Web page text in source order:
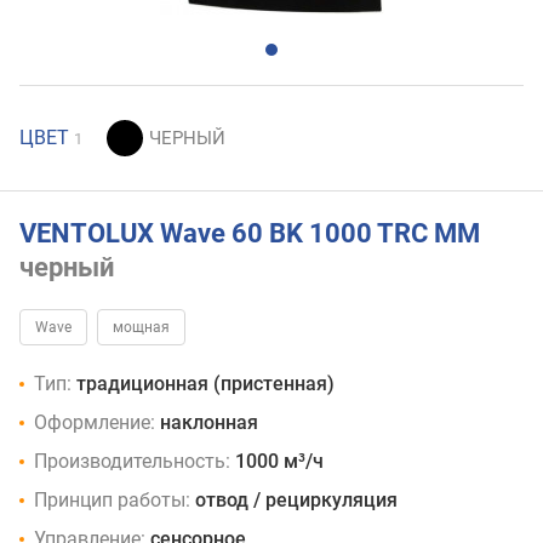
ЦВЕТ 1
VENTOLUX Wave 60 BK 1000 TRC MM
черный
Wave мощная
Тип: традиционная (пристенная)
Оформление: наклонная
Производительность: 1000 м³/ч
Принцип работы: отвод / рециркуляция